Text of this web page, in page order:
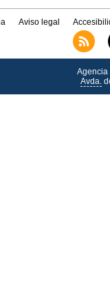
Aviso legal
Agencia
Avda.